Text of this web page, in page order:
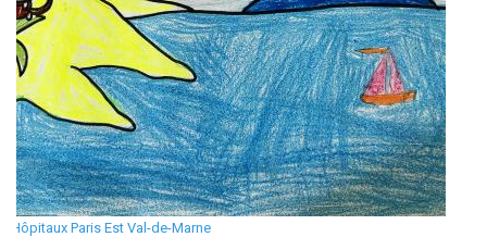
Hôpitaux Paris Est Val-de-Marne